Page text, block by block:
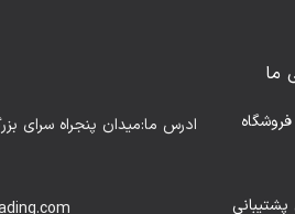
ما
ادرس ما:میدان پنجراه سرای
پشتیبانی